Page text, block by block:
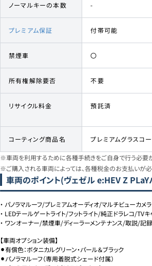
ノーマルキーの本数 -
プレミアム保証 付帯可能
禁煙車 〇
所有権解除要否 不要
リサイクル料金 預託済
コーティング商品名 プレミアムグラスコ
※車両を利用するために各種手続きをご自身で行う必要が
※ご購入される車両によっては、各種税金のお支払いが必
車両のポイント(ヴェゼル e:HEV Z PLaY
・ パノラマルーフ/プレミアムオーディオ/マルチビューカメ
・ LEDテールゲートライト/フットライト/純正ドラレコ/TV
・ ワンオーナー/禁煙車/ディーラーメンテナンス/取説/記
【車両オプション装備】
⚫︎有償色：ボタニカルグリーン・パール＆ブラック
⚫︎パノラマルーフ（専用着脱式シェード付属）